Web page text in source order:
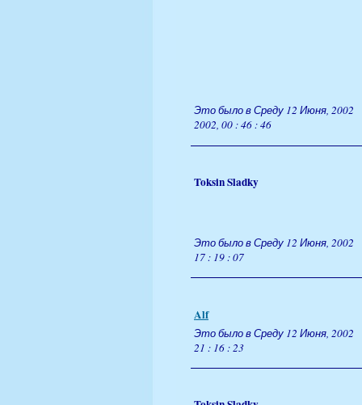
Это было в Среду 12 Июня, 2002
2002, 00 : 46 : 46
Toksin Sladky
Это было в Среду 12 Июня, 2002
17 : 19 : 07
Alf
Это было в Среду 12 Июня, 2002
21 : 16 : 23